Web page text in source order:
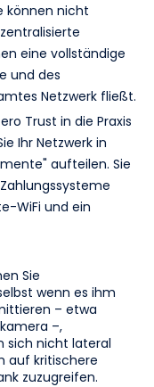
können nicht
eine vollständige
und des
Netzwerk fließt.
Trust in die Praxis
Ihr Netzwerk in
aufteilen. Sie
WiFi und ein
Sie
wenn es ihm
– etwa
–,
sich nicht lateral
auf kritischere
zuzugreifen.